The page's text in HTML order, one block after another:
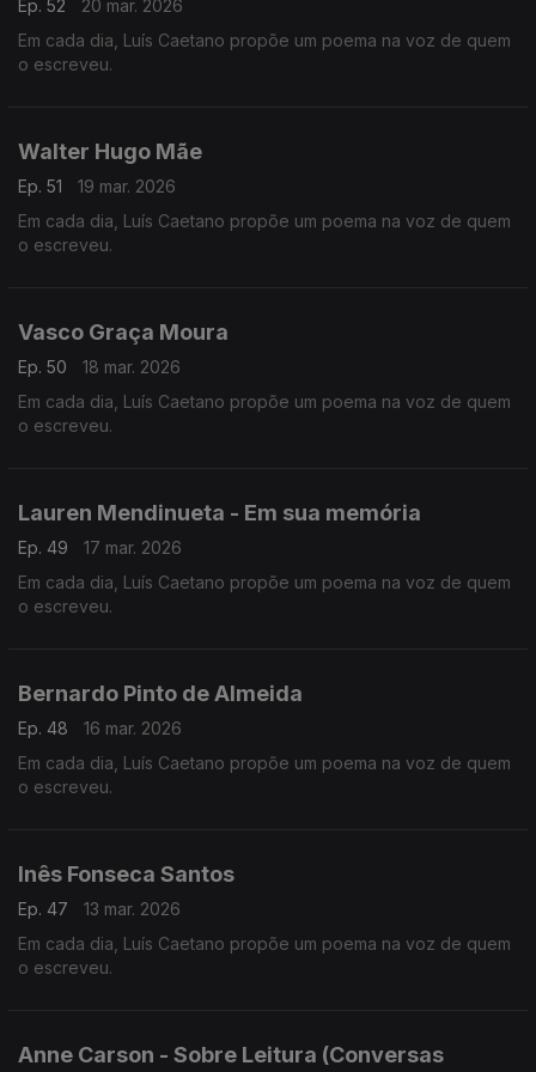
Ep. 52
20 mar. 2026
Em cada dia, Luís Caetano propõe um poema na voz de quem
o escreveu.
Walter Hugo Mãe
Ep. 51
19 mar. 2026
Em cada dia, Luís Caetano propõe um poema na voz de quem
o escreveu.
Vasco Graça Moura
Ep. 50
18 mar. 2026
Em cada dia, Luís Caetano propõe um poema na voz de quem
o escreveu.
Lauren Mendinueta - Em sua memória
Ep. 49
17 mar. 2026
Em cada dia, Luís Caetano propõe um poema na voz de quem
o escreveu.
Bernardo Pinto de Almeida
Ep. 48
16 mar. 2026
Em cada dia, Luís Caetano propõe um poema na voz de quem
o escreveu.
Inês Fonseca Santos
Ep. 47
13 mar. 2026
Em cada dia, Luís Caetano propõe um poema na voz de quem
o escreveu.
Anne Carson - Sobre Leitura (Conversas